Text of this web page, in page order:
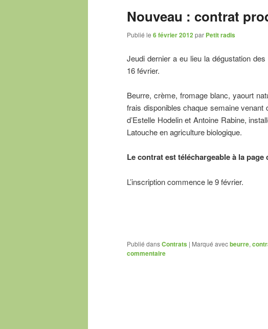
Nouveau : contrat
Publié le 6 février 2012par Petit radis
Jeudi dernier a eu lieu la dégustation
16 février.
Beurre, crème, fromage blanc, yaourt
frais disponibles chaque semaine venant
d’Estelle Hodelin et Antoine Rabine,
Latouche en agriculture biologique.
Le contrat est téléchargeable à la page
L’inscription commence le 9 février.
Publié dansContrats | Marqué avecbeurre,
commentaire